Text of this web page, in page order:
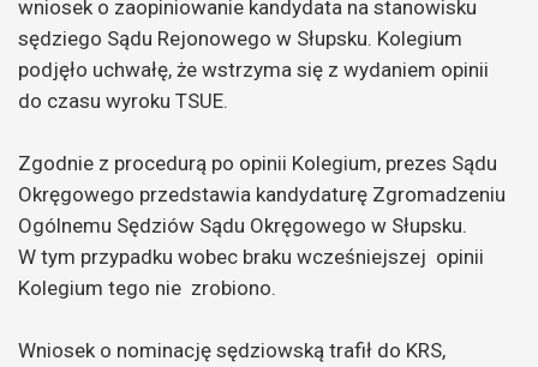
wniosek o zaopiniowanie kandydata na stanowisku
sędziego Sądu Rejonowego w Słupsku. Kolegium
podjęło uchwałę, że wstrzyma się z wydaniem opinii
do czasu wyroku TSUE.
Zgodnie z procedurą po opinii Kolegium, prezes Sądu
Okręgowego przedstawia kandydaturę Zgromadzeniu
Ogólnemu Sędziów Sądu Okręgowego w Słupsku.
W tym przypadku wobec braku wcześniejszej opinii
Kolegium tego nie zrobiono.
Wniosek o nominację sędziowską trafił do KRS,